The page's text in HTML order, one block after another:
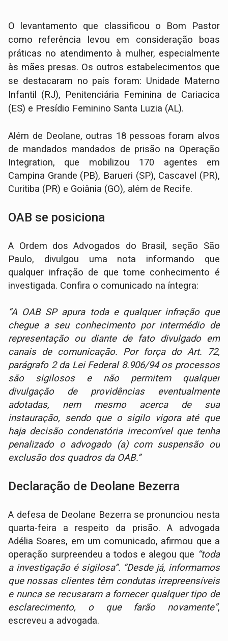
O levantamento que classificou o Bom Pastor
como referência levou em consideração boas
práticas no atendimento à mulher, especialmente
às mães presas. Os outros estabelecimentos que
se destacaram no país foram: Unidade Materno
Infantil (RJ), Penitenciária Feminina de Cariacica
(ES) e Presídio Feminino Santa Luzia (AL).
Além de Deolane, outras 18 pessoas foram alvos
de mandados mandados de prisão na Operação
Integration, que mobilizou 170 agentes em
Campina Grande (PB), Barueri (SP), Cascavel (PR),
Curitiba (PR) e Goiânia (GO), além de Recife.
OAB se posiciona
A Ordem dos Advogados do Brasil, seção São
Paulo, divulgou uma nota informando que
qualquer infração de que tome conhecimento é
investigada. Confira o comunicado na íntegra:
“A OAB SP apura toda e qualquer infração que
chegue a seu conhecimento por intermédio de
representação ou diante de fato divulgado em
canais de comunicação. Por força do Art. 72,
parágrafo 2 da Lei Federal 8.906/94 os processos
são sigilosos e não permitem qualquer
divulgação de providências eventualmente
adotadas, nem mesmo acerca de sua
instauração, sendo que o sigilo vigora até que
haja decisão condenatória irrecorrível que tenha
penalizado o advogado (a) com suspensão ou
exclusão dos quadros da OAB.”
Declaração de Deolane Bezerra
A defesa de Deolane Bezerra se pronunciou nesta
quarta-feira a respeito da prisão. A advogada
Adélia Soares, em um comunicado, afirmou que a
operação surpreendeu a todos e alegou que “toda
a investigação é sigilosa”. “Desde já, informamos
que nossas clientes têm condutas irrepreensíveis
e nunca se recusaram a fornecer qualquer tipo de
esclarecimento, o que farão novamente”,
escreveu a advogada.